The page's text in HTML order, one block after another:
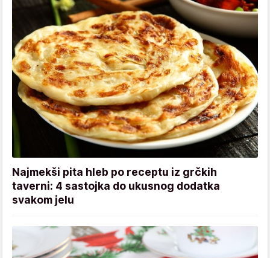
Najmekši pita hleb po receptu iz grčkih
taverni: 4 sastojka do ukusnog dodatka
svakom jelu